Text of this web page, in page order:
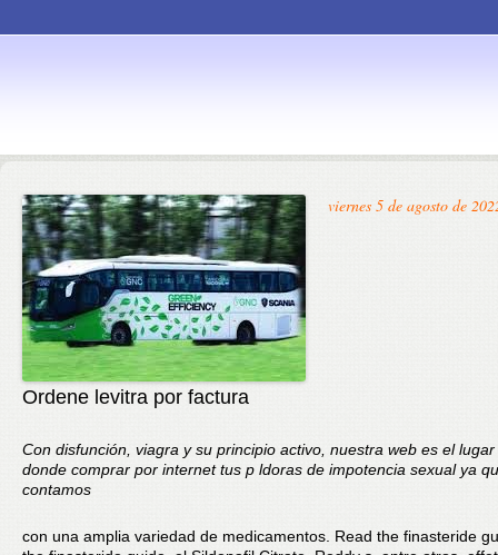
content
viernes 5 de agosto de
Ordene levitra por factura
Con disfunción, viagra y su principio activo, nuestra web es el
donde comprar por internet tus p ldoras de impotencia sexual ya
contamos
con una amplia variedad de medicamentos. Read the finasteride